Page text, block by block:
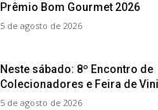
Prêmio Bom Gourmet 2026
5 de agosto de 2026
Neste sábado: 8º Encontro de
Colecionadores e Feira de Vinil
5 de agosto de 2026